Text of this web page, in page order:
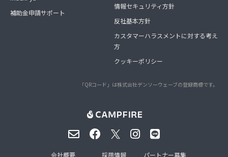
補助金申請サポート
情報セキュリティ方針
反社基本方針
カスタマーハラスメントに対する考え
方
クッキーポリシー
「QRコード」は株式会社デンソーウェーブの登録商標です。
会社概要 採用情報 パートナー募集